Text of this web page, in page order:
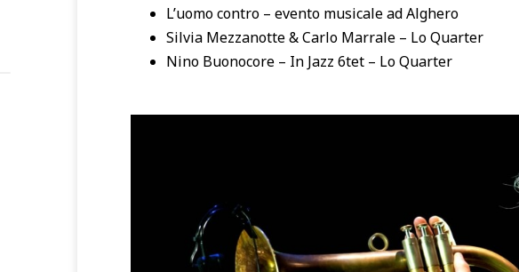
L’uomo contro – evento musicale ad Alghero
Silvia Mezzanotte & Carlo Marrale – Lo Quarter
Nino Buonocore – In Jazz 6tet – Lo Quarter